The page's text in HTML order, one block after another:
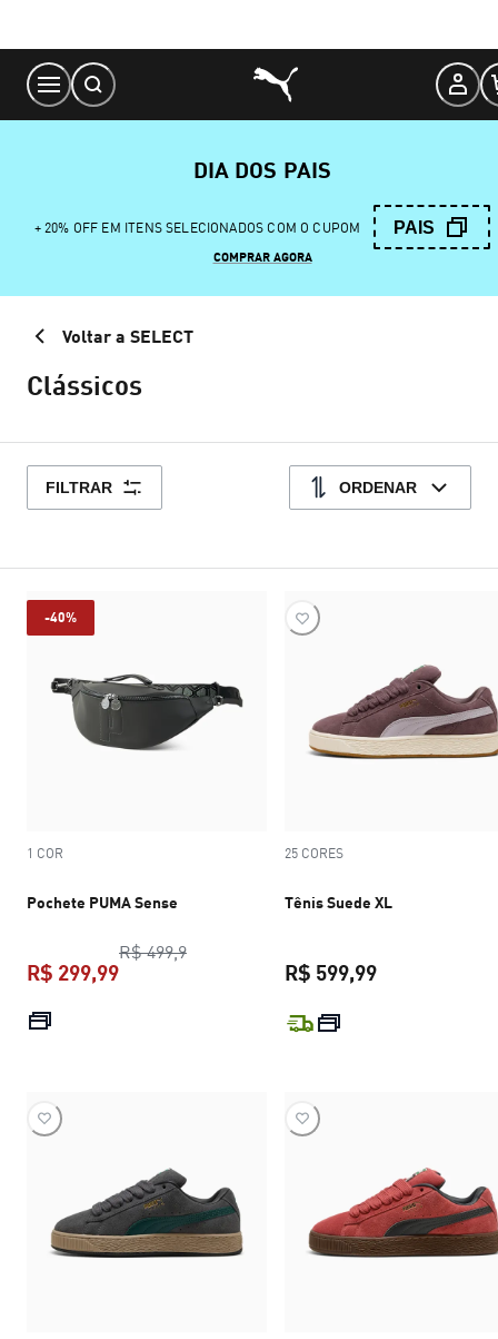
Content
DIA DOS PAIS
+ 20% OFF EM ITENS SELECIONADOS COM O CUPOM PAIS
COMPRAR AGORA
Voltar a SELECT
Clássicos
FILTRAR ORDENAR
-40%
1 COR
Pochete PUMA Sense
R$ 499,9preço original R$ 499,9
R$ 299,99
preço atual R$ 299,99
25 CORES
Tênis Suede XL
R$ 599,99